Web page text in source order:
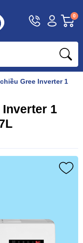
Hotline
1800
Tài
khoản
Khách
0
Gree Inverter 1
Inverter 1